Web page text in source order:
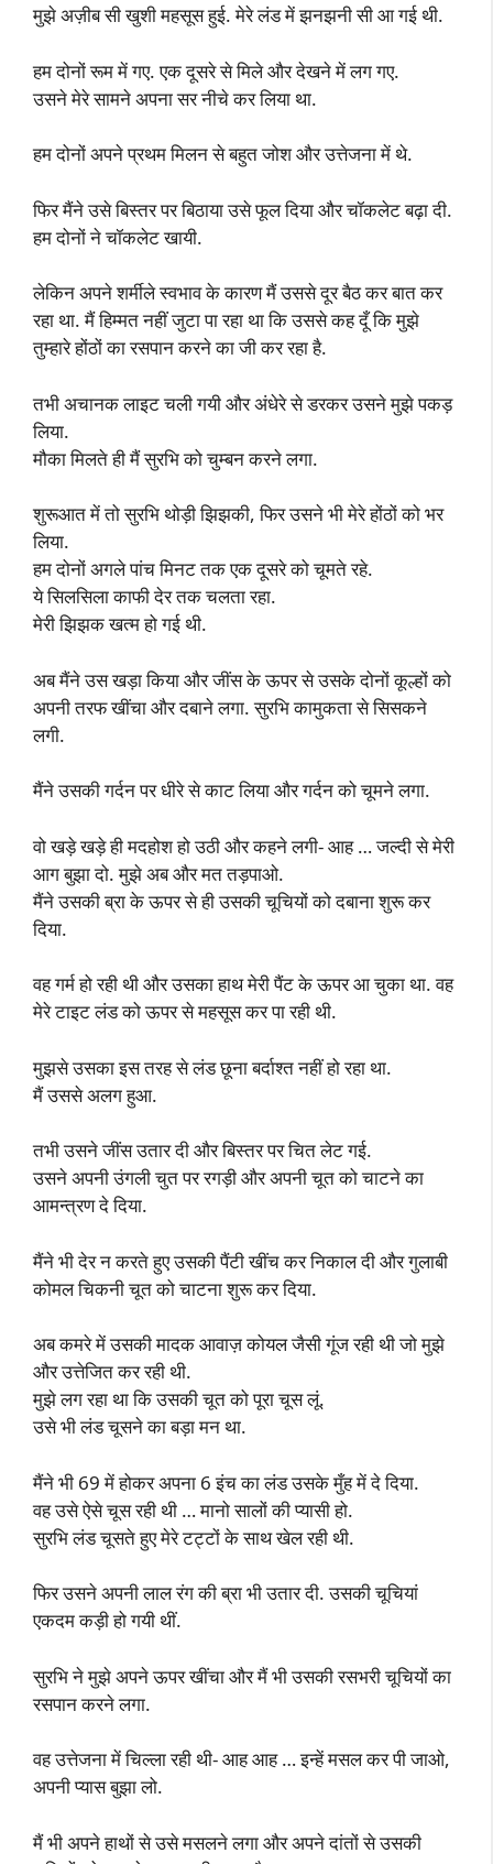
मुझे अज़ीब सी खुशी महसूस हुई. मेरे लंड में झनझनी सी आ गई थी.
हम दोनों रूम में गए. एक दूसरे से मिले और देखने में लग गए.
उसने मेरे सामने अपना सर नीचे कर लिया था.
हम दोनों अपने प्रथम मिलन से बहुत जोश और उत्तेजना में थे.
फिर मैंने उसे बिस्तर पर बिठाया उसे फूल दिया और चॉकलेट बढ़ा दी.
हम दोनों ने चॉकलेट खायी.
लेकिन अपने शर्मीले स्वभाव के कारण मैं उससे दूर बैठ कर बात कर
रहा था. मैं हिम्मत नहीं जुटा पा रहा था कि उससे कह दूँ कि मुझे
तुम्हारे होंठों का रसपान करने का जी कर रहा है.
तभी अचानक लाइट चली गयी और अंधेरे से डरकर उसने मुझे पकड़
लिया.
मौका मिलते ही मैं सुरभि को चुम्बन करने लगा.
शुरूआत में तो सुरभि थोड़ी झिझकी, फिर उसने भी मेरे होंठों को भर
लिया.
हम दोनों अगले पांच मिनट तक एक दूसरे को चूमते रहे.
ये सिलसिला काफी देर तक चलता रहा.
मेरी झिझक खत्म हो गई थी.
अब मैंने उस खड़ा किया और जींस के ऊपर से उसके दोनों कूल्हों को
अपनी तरफ खींचा और दबाने लगा. सुरभि कामुकता से सिसकने
लगी.
मैंने उसकी गर्दन पर धीरे से काट लिया और गर्दन को चूमने लगा.
वो खड़े खड़े ही मदहोश हो उठी और कहने लगी- आह … जल्दी से मेरी
आग बुझा दो. मुझे अब और मत तड़पाओ.
मैंने उसकी ब्रा के ऊपर से ही उसकी चूचियों को दबाना शुरू कर
दिया.
वह गर्म हो रही थी और उसका हाथ मेरी पैंट के ऊपर आ चुका था. वह
मेरे टाइट लंड को ऊपर से महसूस कर पा रही थी.
मुझसे उसका इस तरह से लंड छूना बर्दाश्त नहीं हो रहा था.
मैं उससे अलग हुआ.
तभी उसने जींस उतार दी और बिस्तर पर चित लेट गई.
उसने अपनी उंगली चुत पर रगड़ी और अपनी चूत को चाटने का
आमन्त्रण दे दिया.
मैंने भी देर न करते हुए उसकी पैंटी खींच कर निकाल दी और गुलाबी
कोमल चिकनी चूत को चाटना शुरू कर दिया.
अब कमरे में उसकी मादक आवाज़ कोयल जैसी गूंज रही थी जो मुझे
और उत्तेजित कर रही थी.
मुझे लग रहा था कि उसकी चूत को पूरा चूस लूं.
उसे भी लंड चूसने का बड़ा मन था.
मैंने भी 69 में होकर अपना 6 इंच का लंड उसके मुँह में दे दिया.
वह उसे ऐसे चूस रही थी … मानो सालों की प्यासी हो.
सुरभि लंड चूसते हुए मेरे टट्टों के साथ खेल रही थी.
फिर उसने अपनी लाल रंग की ब्रा भी उतार दी. उसकी चूचियां
एकदम कड़ी हो गयी थीं.
सुरभि ने मुझे अपने ऊपर खींचा और मैं भी उसकी रसभरी चूचियों का
रसपान करने लगा.
वह उत्तेजना में चिल्ला रही थी- आह आह … इन्हें मसल कर पी जाओ,
अपनी प्यास बुझा लो.
मैं भी अपने हाथों से उसे मसलने लगा और अपने दांतों से उसकी